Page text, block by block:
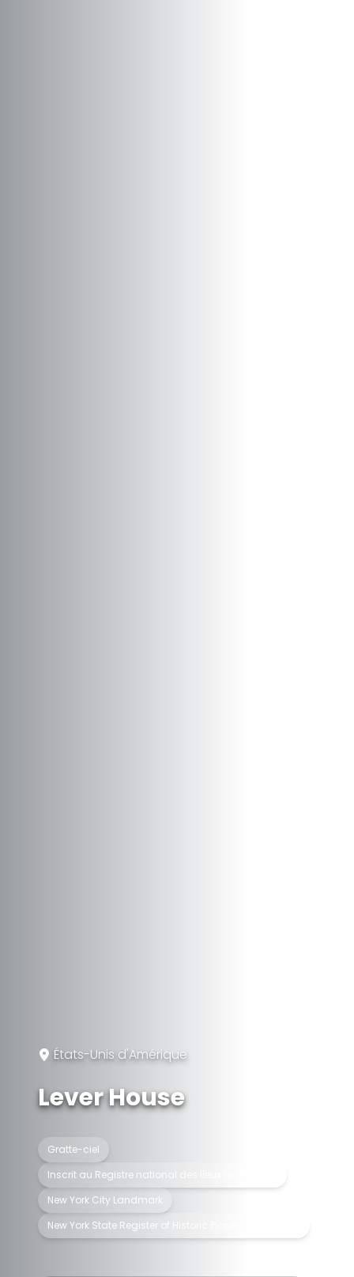
États-Unis d'Amérique
Lever House
Gratte-ciel
Inscrit au Registre national des lieux historiques
New York City Landmark
New York State Register of Historic Places listed place